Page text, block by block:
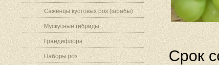
Саженцы кустовых роз (шрабы)
Мускусные гибриды.
Грандифлора
Наборы роз Срок